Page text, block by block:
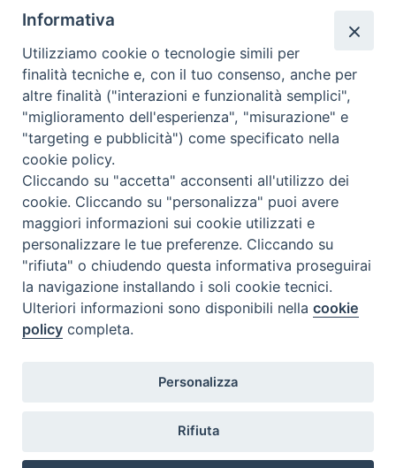
N.7/8 LUGLIO AGOSTO
N. 6 GIUGNO 2026
N°5 MAGGIO 2026
N° 4 APRILE 2026
Informativa
Utilizziamo cookie o tecnologie simili per
finalità tecniche e, con il tuo consenso, anche per
altre finalità ("interazioni e funzionalità semplici",
"miglioramento dell'esperienza", "misurazione" e
"targeting e pubblicità") come specificato nella
cookie policy.
Cliccando su "accetta" acconsenti all'utilizzo dei
cookie. Cliccando su "personalizza" puoi avere
maggiori informazioni sui cookie utilizzati e
personalizzare le tue preferenze. Cliccando su
"rifiuta" o chiudendo questa informativa proseguirai
la navigazione installando i soli cookie tecnici.
Ulteriori informazioni sono disponibili nellacookie
policy completa.
Personalizza
Rifiuta